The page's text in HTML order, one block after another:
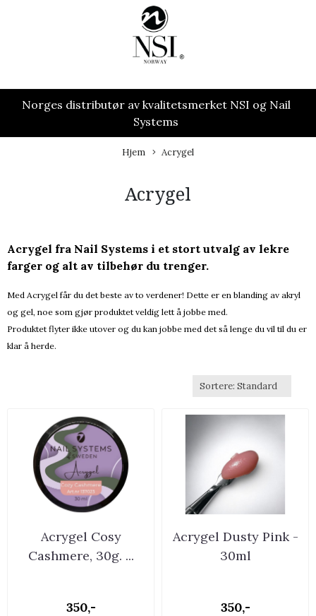
Norges distributør av kvalitetsmerket NSI og Nail
Systems
Hjem Acrygel
Acrygel
Acrygel fra Nail Systems i et stort utvalg av lekre
farger og alt av tilbehør du trenger.
Med Acrygel får du det beste av to verdener! Dette er en blanding av akryl
og gel, noe som gjør produktet veldig lett å jobbe med.
Produktet flyter ikke utover og du kan jobbe med det så lenge du vil til du er
klar å herde.
Acrygel Cosy
Cashmere, 30g. ...
350,-
Acrygel Dusty Pink -
30ml
350,-